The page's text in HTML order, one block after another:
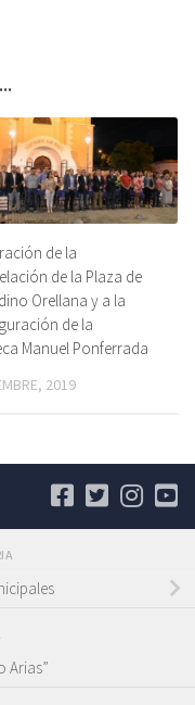
de la
de la Plaza de
Orellana y a la
de la
Manuel Ponferrada
2019
Arias”